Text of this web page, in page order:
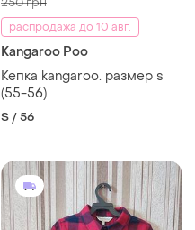
распродажа до 10 авг.
Kangaroo Poo
Кепка kangaroo. размер s
(55-56)
S / 56